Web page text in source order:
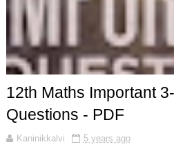
12th Maths Important
Questions - PDF
Kaninikkalvi
5 years ago